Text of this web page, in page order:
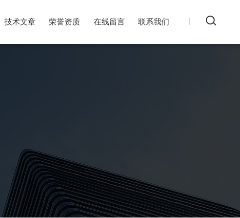
技术文章 荣誉资质 在线留言 联系我们